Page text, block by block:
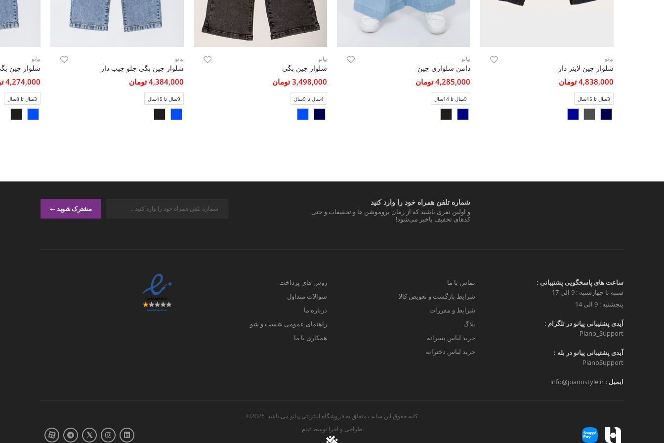
پیانو
شلوار جین لاینر دار
4,838,000 تومان
3سال تا 15سال
پیانو
دامن شلواری جین
4,285,000 تومان
9سال تا 14سال
پیانو
شلوار جین بگی
3,498,000 تومان
4سال تا 9سال
پیانو
شلوار جین بگی جلو جیب دار
4,384,000 تومان
9سال تا 15سال
پیانو
شلوار جین
4,274,000 تومان
3سال تا 8سال
شماره تلفن همراه خود را وارد کنید
و اولین نفری باشید که از زمان پروموشن ها و تخفیفات و حتی
کدهای تخفیف باخبر می‌شود!
مشترک شوید
ساعت های پاسخگویی پشتیبانی :
شنبه تا چهارشنبه : 9 الی 17
پنجشنبه : 9 الی 14
آیدی پشتیبانی پیانو در تلگرام :
Piano_Support
آیدی پشتیبانی پیانو در بله :
PianoSupport
ایمیل : info@pianostyle.ir
تماس با ما
شرایط بازگشت و تعویض کالا
شرایط و مقررات
بلاگ
خرید لباس پسرانه
خرید لباس دخترانه
روش های پرداخت
سوالات متداول
درباره ما
راهنمای عمومی شست و شو
همکاری با ما
کلیه حقوق این سایت متعلق به فروشگاه اینترنتی پیانو می باشد. 2026©
طراحی و اجرا توسطتیام